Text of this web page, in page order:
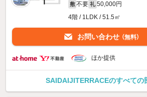
敷 不要 礼 50,000円
4階 / 1LDK / 51.5㎡
お問い合わせ （無料）
ほか提供
SAIDAIJITERRACEのすべての